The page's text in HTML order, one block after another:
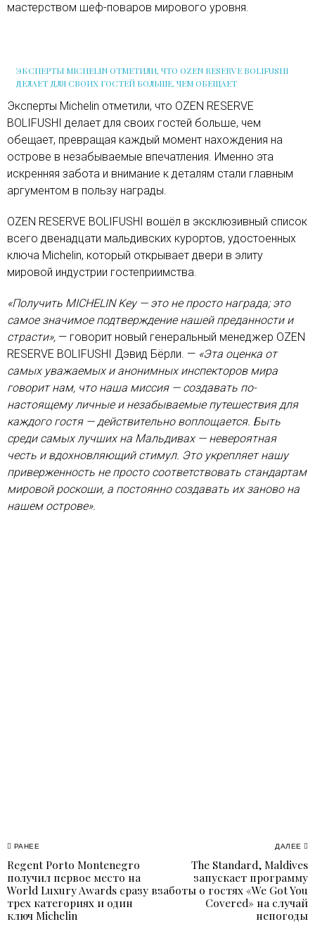
мастерством шеф-поваров мирового уровня.
ЭКСПЕРТЫ MICHELIN ОТМЕТИЛИ, ЧТО OZEN RESERVE BOLIFUSHI
ДЕЛАЕТ ДЛЯ СВОИХ ГОСТЕЙ БОЛЬШЕ, ЧЕМ ОБЕЩАЕТ
Эксперты Michelin отметили, что OZEN RESERVE
BOLIFUSHI делает для своих гостей больше, чем
обещает, превращая каждый момент нахождения на
острове в незабываемые впечатления. Именно эта
искренняя забота и внимание к деталям стали главным
аргументом в пользу награды.
OZEN RESERVE BOLIFUSHI вошёл в эксклюзивный список
всего двенадцати мальдивских курортов, удостоенных
ключа Michelin, который открывает двери в элиту
мировой индустрии гостеприимства.
«Получить MICHELIN Key — это не просто награда; это
самое значимое подтверждение нашей преданности и
страсти», — говорит новый генеральный менеджер OZEN
RESERVE BOLIFUSHI Дэвид Бёрли. — «Эта оценка от
самых уважаемых и анонимных инспекторов мира
говорит нам, что наша миссия — создавать по-
настоящему личные и незабываемые путешествия для
каждого гостя — действительно воплощается. Быть
среди самых лучших на Мальдивах — невероятная
честь и вдохновляющий стимул. Это укрепляет нашу
приверженность не просто соответствовать стандартам
мировой роскоши, а постоянно создавать их заново на
нашем острове».
Навигация
по
записям
РАНЕЕ
Previous
post:
Regent Porto Montenegro
получил первое место на
World Luxury Awards сразу в
трех категориях и один
ключ Michelin
ДАЛЕЕ
The Standard, Maldives
запускает программу
заботы о гостях «We Got You
Covered» на случай
непогоды